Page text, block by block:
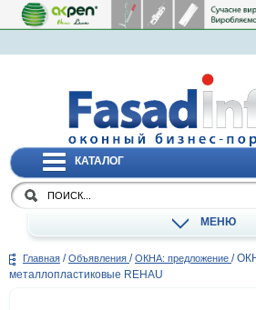
КАТАЛОГ
МЕНЮ
Главная / Объявления / ОКНА: предложение /
металлопластиковые REHAU